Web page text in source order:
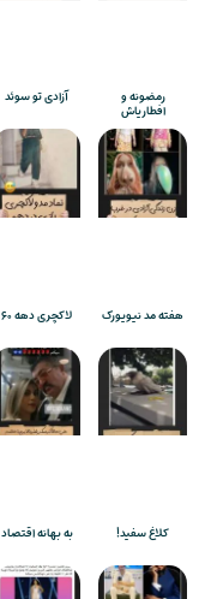
رمضونه و
افطاریاش
آزادی تو سوئد
هفته مد نیویورک لاکچری دهه ۶۰
کلاغ سفید! به بهانه اقتصاد